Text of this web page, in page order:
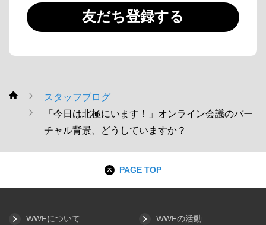
友だち登録する
WWF
スタッフブログ
「今日は北極にいます！」オンライン会議のバー
チャル背景、どうしていますか？
PAGE TOP
WWFについて WWFの活動